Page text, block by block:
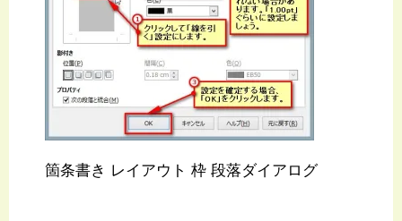
箇条書き レイアウト 枠 段落ダイアログ